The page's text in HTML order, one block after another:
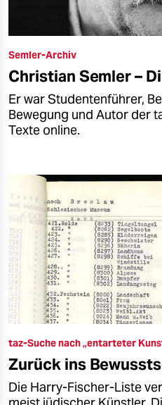
Semler-Archiv
Christian Semler –
Er war Studentenführer,
Bewegung und Autor der
Texte online.
taz-Suche nach „entarteter
Zurück ins
Die Harry-Fischer-Liste